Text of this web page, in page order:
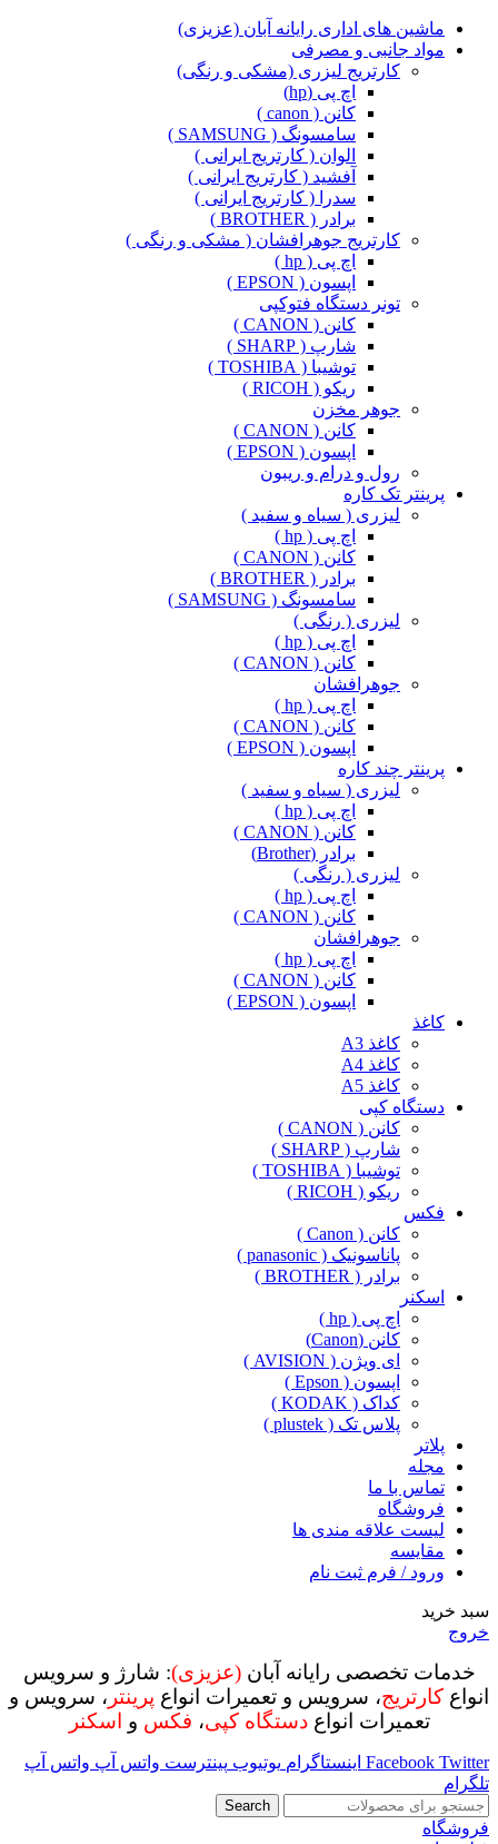
ماشین های اداری رایانه آبان (عزیزی)
مواد جانبی و مصرفی
کارتریج لیزری (مشکی و رنگی)
اچ پی (hp)
کانن ( canon )
سامسونگ ( SAMSUNG )
الوان ( کارتریج ایرانی )
آفشید ( کارتریج ایرانی )
سدرا ( کارتریج ایرانی )
برادر ( BROTHER )
کارتریج جوهرافشان ( مشکی و رنگی )
اچ پی ( hp )
اپسون ( EPSON )
تونر دستگاه فتوکپی
کانن ( CANON )
شارپ ( SHARP )
توشیبا ( TOSHIBA )
ریکو ( RICOH )
جوهر مخزن
کانن ( CANON )
اپسون ( EPSON )
رول و درام و ریبون
پرینتر تک کاره
لیزری ( سیاه و سفید )
اچ پی ( hp )
کانن ( CANON )
برادر ( BROTHER )
سامسونگ ( SAMSUNG )
لیزری ( رنگی )
اچ پی ( hp )
کانن ( CANON )
جوهرافشان
اچ پی ( hp )
کانن ( CANON )
اپسون ( EPSON )
پرینتر چند کاره
لیزری ( سیاه و سفید )
اچ پی ( hp )
کانن ( CANON )
برادر (Brother)
لیزری ( رنگی )
اچ پی ( hp )
کانن ( CANON )
جوهرافشان
اچ پی ( hp )
کانن ( CANON )
اپسون ( EPSON )
کاغذ
کاغذ A3
کاغذ A4
کاغذ A5
دستگاه کپی
کانن ( CANON )
شارپ ( SHARP )
توشیبا ( TOSHIBA )
ریکو ( RICOH )
فکس
کانن ( Canon )
پاناسونیک ( panasonic )
برادر ( BROTHER )
اسکنر
اچ پی ( hp )
کانن (Canon)
ای ویژن ( AVISION )
اپسون ( Epson )
کداک ( KODAK )
پلاس تک ( plustek )
پلاتر
مجله
تماس با ما
فروشگاه
لیست علاقه مندی ها
مقایسه
ورود / فرم ثبت نام
سبد خرید
خروج
خدمات تخصصی رایانه آبان (عزیزی): شارژ و سرویس
انواع کارتریج، سرویس و تعمیرات انواع پرینتر ، سرویس و
تعمیرات انواعدستگاه کپی، فکس و اسکنر
Facebook Twitter اینستاگرام یوتیوب پینترست واتس آپ واتس آپ
تلگرام
Search
فروشگاه